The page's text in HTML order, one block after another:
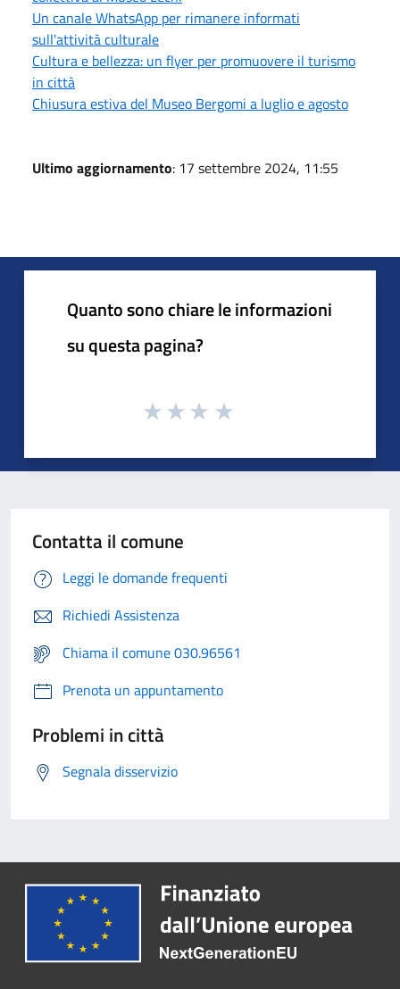
Un canale WhatsApp per rimanere informati
sull'attività culturale
Cultura e bellezza: un flyer per promuovere il turismo
in città
Chiusura estiva del Museo Bergomi a luglio e agosto
Ultimo aggiornamento: 17 settembre 2024, 11:55
Quanto sono chiare le informazioni
su questa pagina?
Contatta il comune
Leggi le domande frequenti
Richiedi Assistenza
Chiama il comune 030.96561
Prenota un appuntamento
Problemi in città
Segnala disservizio